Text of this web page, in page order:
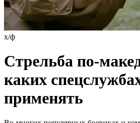
х/ф
Стрельба по-
каких
применять